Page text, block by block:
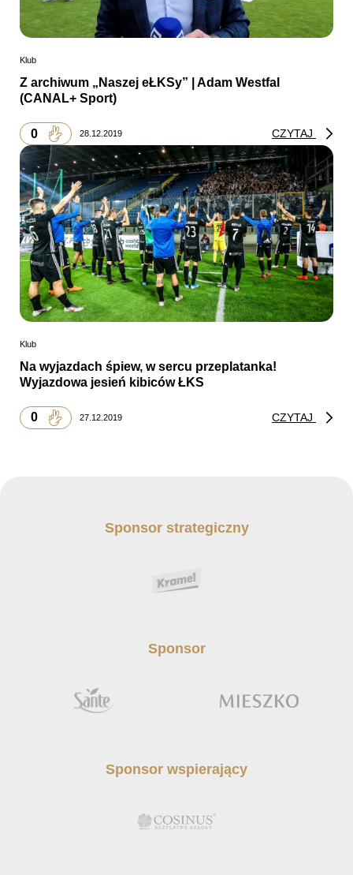
Klub
Z archiwum „Naszej eŁKSy” | Adam Westfal
(CANAL+ Sport)
0 28.12.2019 CZYTAJ
Klub
Na wyjazdach śpiew, w sercu przeplatanka!
Wyjazdowa jesień kibiców ŁKS
0 27.12.2019 CZYTAJ
Sponsor strategiczny
Sponsor
Sponsor wspierający